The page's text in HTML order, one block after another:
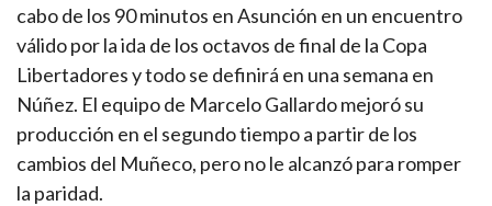
cabo de los 90 minutos en Asunción en un encuentro
válido por la ida de los octavos de final de la Copa
Libertadores y todo se definirá en una semana en
Núñez. El equipo de Marcelo Gallardo mejoró su
producción en el segundo tiempo a partir de los
cambios del Muñeco, pero no le alcanzó para romper
la paridad.